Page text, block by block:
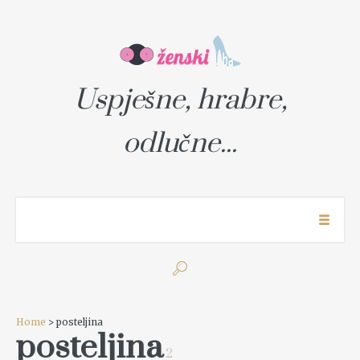
Uspješne, hrabre,
odlučne...
Home > posteljina
posteljina2